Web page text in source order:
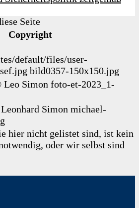
Seite
Copyright
default/files/user-
bild0357-150x150.jpg
Leo Simon foto-et-2023_1-
Leonhard Simon michael-
hier nicht gelistet sind, ist kein
oder wir selbst sind